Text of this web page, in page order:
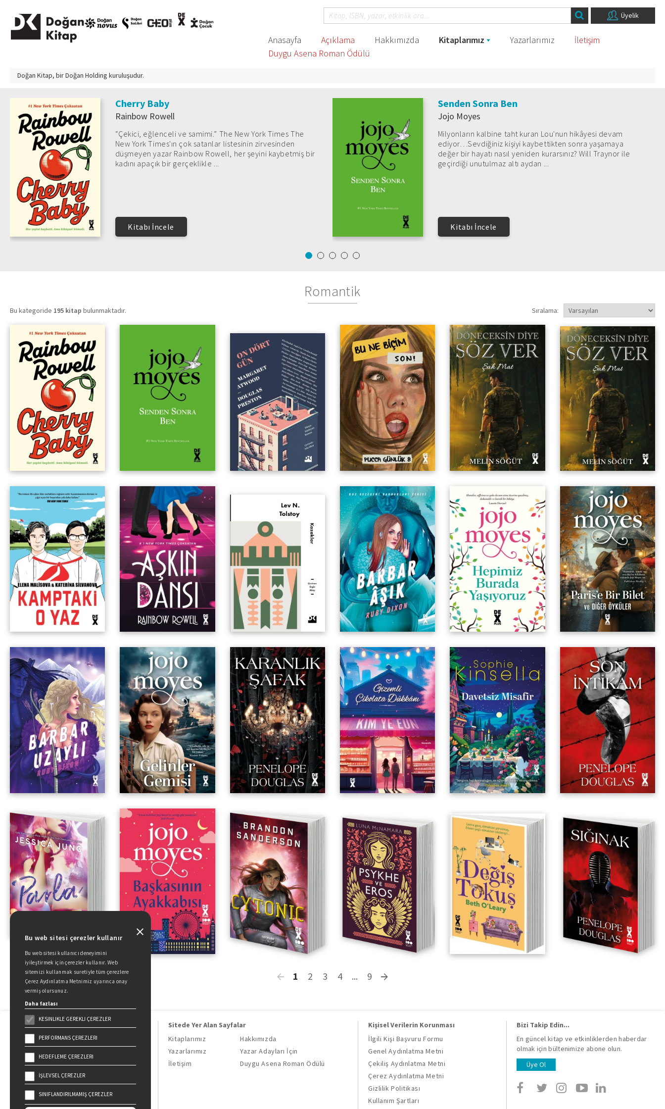
Üyelik
Anasayfa Açıklama Hakkımızda Kitaplarımız Yazarlarımız
İletişim
Duygu Asena Roman Ödülü
Doğan Kitap, birDoğan Holding kuruluşudur.
Cherry Baby
Rainbow Rowell
“Çekici, eğlenceli ve samimi.” The New York Times The
New York Times'ın çok satanlar listesinin zirvesinden
düşmeyen yazar Rainbow Rowell, her şeyini kaybetmiş bir
kadını apaçık bir gerçeklikle ...
Kitabı İncele
Senden Sonra Ben
Jojo Moyes
Milyonların kalbine taht kuran Lou'nun hikâyesi devam
ediyor…Sevdiğiniz kişiyi kaybettikten sonra yaşamaya
değer bir hayatı nasıl yeniden kurarsınız? Will Traynor ile
geçirdiği unutulmaz altı aydan ...
Kitabı İncele
Romantik
Bu kategoride 195 kitap bulunmaktadır. Sıralama:
Amerika Yazarlar
Sendikası’ndan Bir Edebiyat
Projesi
Şah Mat Şah Mat ( Poster Hediyeli )
Buz Gezegeni Barbarları 2 Şeytan Gecesi 4
1 2 3 4 ... 9
Doğan Kitap, bir Doğan Holding
kuruluşudur.
19 Mayıs Cad. Golden Plaza No:1 Kat:10
34360 / Şişli / İstanbul
Sitede Yer Alan Sayfalar
Kitaplarımız
Hakkımızda
Yazarlarımız
Yazar Adayları İçin
İletişim
Duygu Asena Roman Ödülü
Kişisel Verilerin Korunması
İlgili Kişi Başvuru Formu
Genel Aydınlatma Metni
Çekiliş Aydınlatma Metni
Çerez Aydınlatma Metni
Gizlilik Politikası
Kullanım Şartları
Bizi Takip Edin...
En güncel kitap ve etkinliklerden haberdar
olmak için bültenimize abone olun.
Üye Ol
Bu web sitesi çerezler kullanır
Bu web sitesi kullanıcı deneyimini
iyileştirmek için çerezler kullanır. Web
sitemizi kullanmak suretiyle tüm çerezlere
Çerez Aydınlatma Metnimiz uyarınca onay
vermiş olursunuz.
Daha fazlası
KESINLIKLE GEREKLI ÇEREZLER
PERFORMANS ÇEREZLERI
HEDEFLEME ÇEREZLERI
İŞLEVSEL ÇEREZLER
SINIFLANDIRILMAMIŞ ÇEREZLER